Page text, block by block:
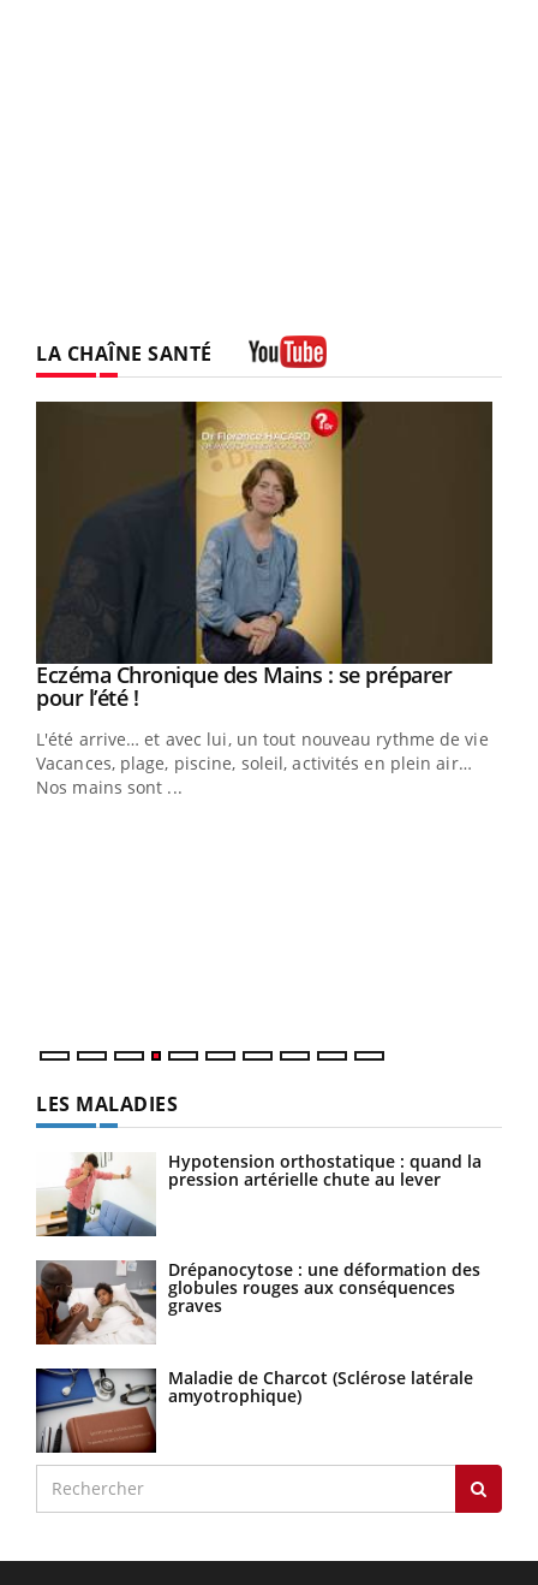
LA CHAÎNE SANTÉ
Youtube
Eczéma Chronique des Mains : se préparer
pour l’été !Youtube
L'été arrive… et avec lui, un tout nouveau rythme de vie !
Vacances, plage, piscine, soleil, activités en plein air…
Nos mains sont ...
LES MALADIES
Hypotension orthostatique : quand la
pression artérielle chute au lever
Drépanocytose : une déformation des
globules rouges aux conséquences
graves
Maladie de Charcot (Sclérose latérale
amyotrophique)